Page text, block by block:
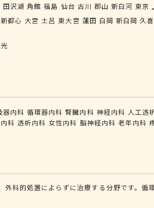
田沢湖 角館 福島 仙台 古川 郡山 新白河 東京
都心 大宮 土呂 東大宮 蓮田 白岡 新白岡 久喜
器内科 循環器内科 腎臓内科 神経内科 人工透
科 透析内科 女性内科 脳神経内科 老年内科
科的処置によらずに治療する分野です。循